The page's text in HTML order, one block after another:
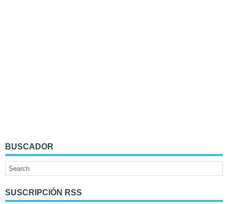
BUSCADOR
SUSCRIPCIÓN RSS